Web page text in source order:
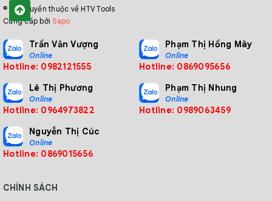
© Bản quyền thuộc về HTV Tools
Cung cấp bởiSapo
Trần Văn Vượng
Online
Hotline: 0982121555
Phạm Thị Hồng Mây
Online
Hotline: 0869095656
Lê Thị Phương
Online
Hotline: 0964973822
Phạm Thị Nhung
Online
Hotline: 0989063459
Nguyễn Thị Cúc
Online
Hotline: 0869015656
CHÍNH SÁCH